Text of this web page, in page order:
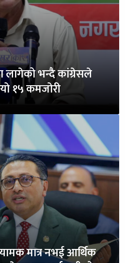
लागेको भन्दै कांग्रेसले
१५ कमजोरी
मात्र नभई आर्थिक